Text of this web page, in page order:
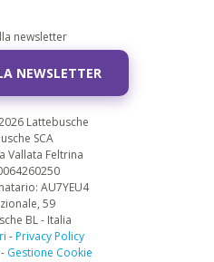
newsletter
NEWSLETTER
Lattebusche
SCA
Vallata Feltrina
AU7YEU4
59
BL - Italia
-Privacy Policy
- Gestione Cookie